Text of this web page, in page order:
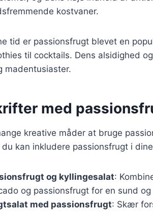
kostvaner.
tid er passionsfrugt blevet en
til cocktails. Dens alsidighed
madentusiaster.
med
kreative måder at bruge
du kan inkludere passionsfrugt i
og kyllingesalat:
og passionsfrugt for en sund
med passionsfrugt: Skær